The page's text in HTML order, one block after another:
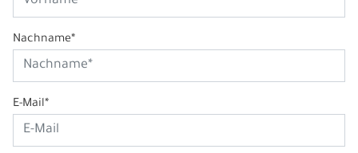
Nachname*
E-Mail*